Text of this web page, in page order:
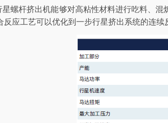
星螺杆挤出机能够对高粘性材料进行吃料、
反应工艺可以优化到一步行星挤出系统的连续